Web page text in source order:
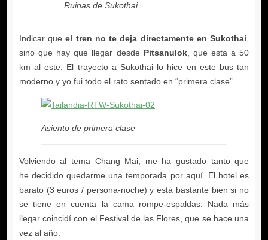
Ruinas de Sukothai
el tren no te deja directamente en Sukothai
Pitsanulok
Asiento de primera clase